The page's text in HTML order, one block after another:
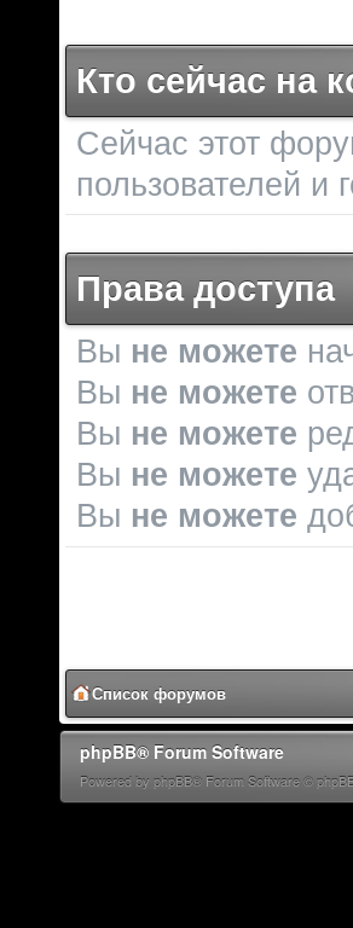
Кто сейчас на
Сейчас этот
пользователей и
Права доступа
Вы не можете
Вы не можете
Вы не можете
Вы не можете
Вы не можете
Список форумов
phpBB® Forum Software
Powered by phpBB® Forum Software ©